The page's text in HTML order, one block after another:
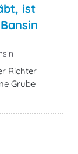
ist
Richter
Grube